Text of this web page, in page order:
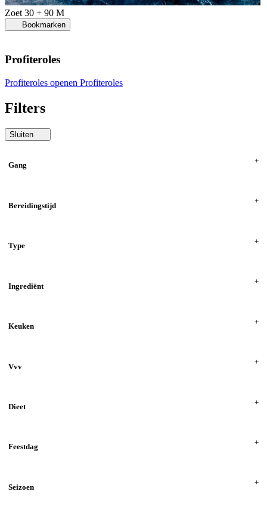
Zoet30 + 90 M
Bookmarken
Profiteroles
Profiteroles openen Profiteroles
Filters
Sluiten
Gang
Bereidingstijd
Type
Ingrediënt
Keuken
Vvv
Dieet
Feestdag
Seizoen